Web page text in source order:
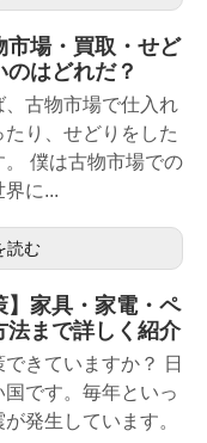
市場・買取・せど
のはどれだ？
古物市場で仕入れ
り、せどりをした
。 僕は古物市場での
に...
読む
】家具・家電・ペ
法まで詳しく紹介
きていますか？ 日
です。毎年といっ
発生しています。